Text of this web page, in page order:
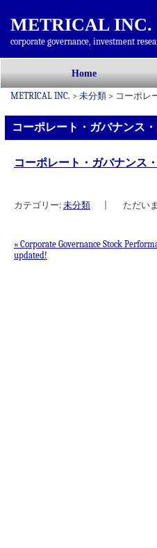
METRICAL INC.
corporate governance, investment
メインメニュー
ン
ン
ツ
へ
Home
METRICAL INC. > 未分類 > コーポレ
コーポレート・ガバナンス
コーポレート・ガバナンス
カテゴリー: 未分類 ただい
投稿ナビゲーション
« Corporate Governance Stock
updated!